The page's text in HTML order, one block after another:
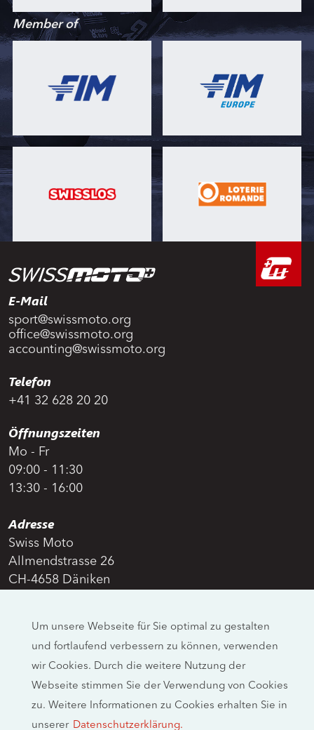
Member of
E-Mail
sport@swissmoto.org
office@swissmoto.org
accounting@swissmoto.org
Telefon
+41 32 628 20 20
Öffnungszeiten
Mo - Fr
09:00 - 11:30
13:30 - 16:00
Adresse
Swiss Moto
Allmendstrasse 26
CH-4658 Däniken
Rechtliche Hinweise
Impressum
Datenschutzerklärung
2026 © swissmoto.org
Um unsere Webseite für Sie optimal zu gestalten
und fortlaufend verbessern zu können, verwenden
wir Cookies. Durch die weitere Nutzung der
Webseite stimmen Sie der Verwendung von Cookies
zu. Weitere Informationen zu Cookies erhalten Sie in
unserer Datenschutzerklärung.